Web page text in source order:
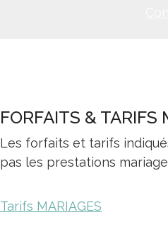
FORFAITS & TARIFS
Les forfaits et tarifs
pas les prestations
Tarifs MARIAGES